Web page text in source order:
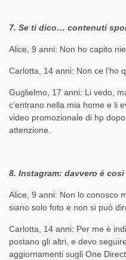
7. Se ti dico… contenuti
Alice, 9 anni: Non ho capito
Carlotta, 14 anni: Non ce l’ho
Guglielmo, 17 anni: Li vedo,
c’entrano nella mia home e li
video promozionale di hp
attenzione.
8. Instagram: davvero è
Alice, 9 anni: Non lo conosco
siano solo foto e non si può
Carlotta, 14 anni: Per me è
postano gli altri, e devo
aggiornamenti sugli One